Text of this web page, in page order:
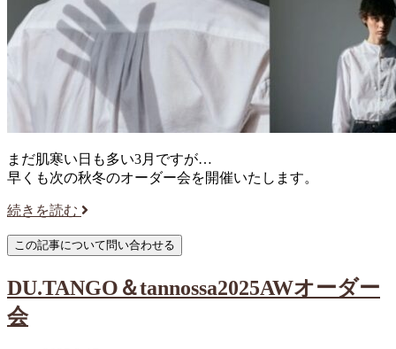
まだ肌寒い日も多い3月ですが…
早くも次の秋冬のオーダー会を開催いたします。
続きを読む
DU.TANGO＆tannossa2025AWオーダー
会